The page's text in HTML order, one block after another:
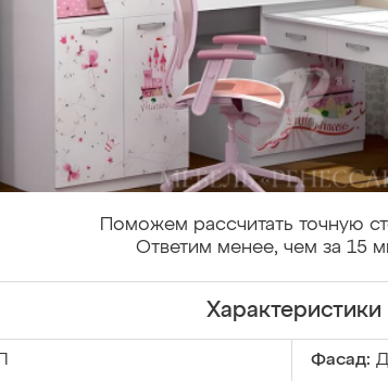
Поможем рассчитать точную
Ответим менее, чем за 15
Характеристики
Фасад: